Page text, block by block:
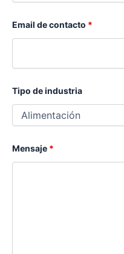
Email de contacto *
Tipo de industria
Mensaje *